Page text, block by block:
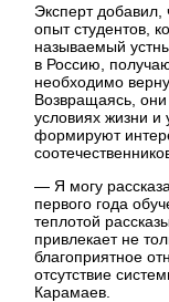
Эксперт добавил,
опыт студентов,
называемый
в Россию,
необходимо
Возвращаясь,
условиях жизни
формируют
— Я могу
первого года
теплотой
привлекает не
благоприятное
отсутствие
Карамаев.